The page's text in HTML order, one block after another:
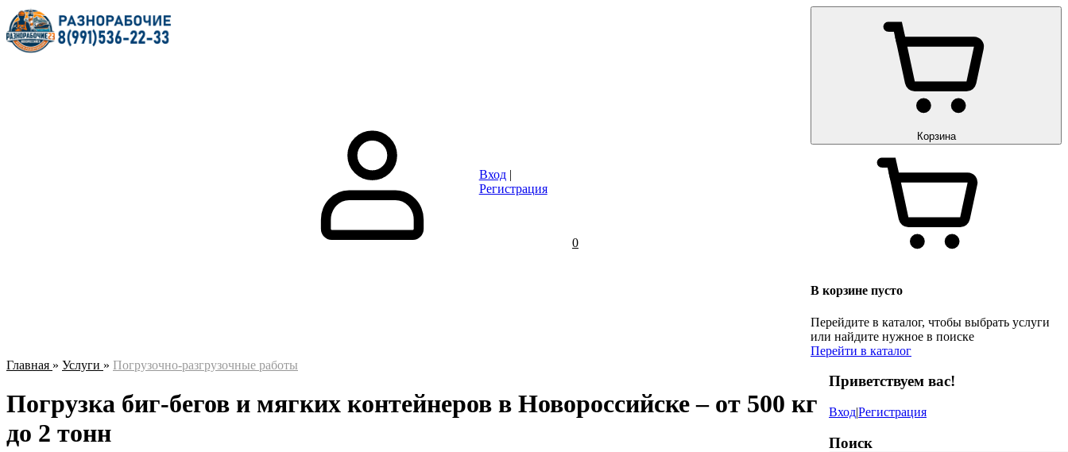
Вход|
Регистрация
0
Корзина
В корзине пусто
Перейдите в каталог, чтобы выбрать услуги
или найдите нужное в поиске
Перейти в каталог
Главная » Услуги » Погрузочно-разгрузочные работы
Погрузка биг-бегов и мягких контейнеров в Новороссийске – от 500 кг
до 2 тонн
Приветствуем вас!
Вход|Регистрация
Поиск